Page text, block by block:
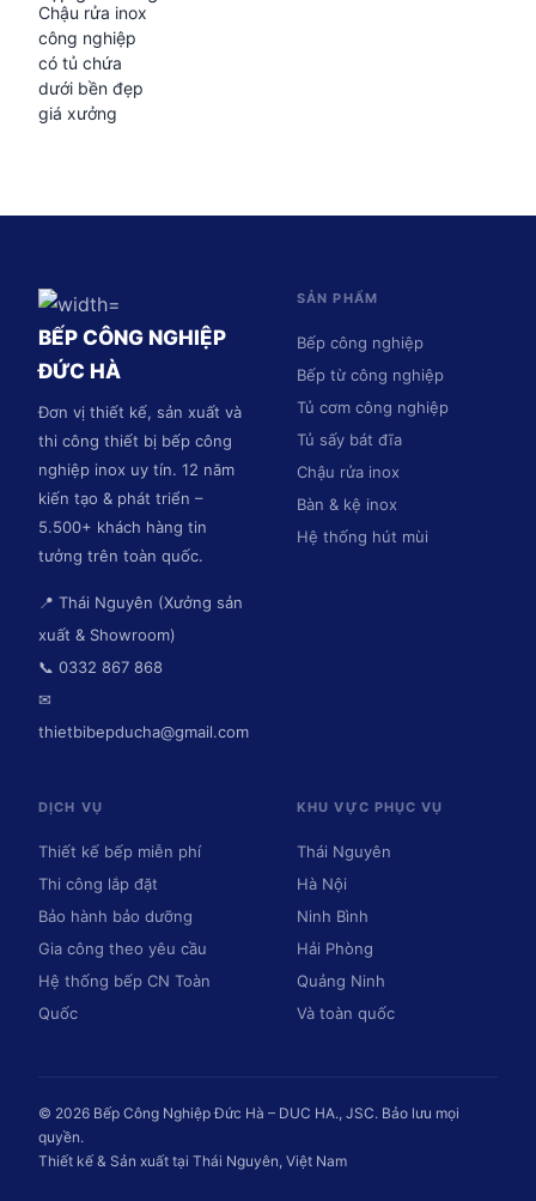
Chậu rửa inox
công nghiệp
có tủ chứa
dưới bền đẹp
giá xưởng
BẾP CÔNG NGHIỆP
ĐỨC HÀ
Đơn vị thiết kế, sản xuất và
thi công thiết bị bếp công
nghiệp inox uy tín. 12 năm
kiến tạo & phát triển –
5.500+ khách hàng tin
tưởng trên toàn quốc.
📍 Thái Nguyên (Xưởng sản
xuất & Showroom)
📞 0332 867 868
✉
thietbibepducha@gmail.com
SẢN PHẨM
Bếp công nghiệp
Bếp từ công nghiệp
Tủ cơm công nghiệp
Tủ sấy bát đĩa
Chậu rửa inox
Bàn & kệ inox
Hệ thống hút mùi
DỊCH VỤ
Thiết kế bếp miễn phí
Thi công lắp đặt
Bảo hành bảo dưỡng
Gia công theo yêu cầu
Hệ thống bếp CN Toàn
Quốc
KHU VỰC PHỤC VỤ
Thái Nguyên
Hà Nội
Ninh Bình
Hải Phòng
Quảng Ninh
Và toàn quốc
© 2026 Bếp Công Nghiệp Đức Hà – DUC HA., JSC. Bảo lưu mọi
quyền.
Thiết kế & Sản xuất tại Thái Nguyên, Việt Nam